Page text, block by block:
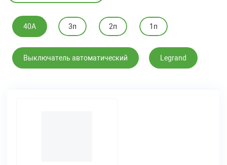
40А 3п 2п 1п
Выключатель автоматический Legrand